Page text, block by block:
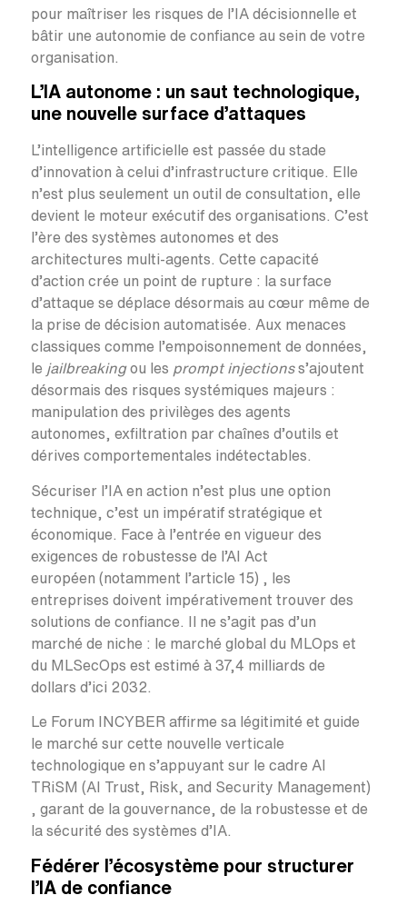
pour maîtriser les risques de l’IA décisionnelle et
bâtir une autonomie de confiance au sein de votre
organisation.
L’IA autonome : un saut technologique,
une nouvelle surface d’attaques
L’intelligence artificielle est passée du stade
d’innovation à celui d’infrastructure critique. Elle
n’est plus seulement un outil de consultation, elle
devient le moteur exécutif des organisations. C’est
l’ère des systèmes autonomes et des
architectures multi-agents. Cette capacité
d’action crée un point de rupture : la surface
d’attaque se déplace désormais au cœur même de
la prise de décision automatisée. Aux menaces
classiques comme l’empoisonnement de données,
le jailbreakingou les prompt injectionss’ajoutent
désormais des risques systémiques majeurs :
manipulation des privilèges des agents
autonomes, exfiltration par chaînes d’outils et
dérives comportementales indétectables.
Sécuriser l’IA en action n’est plus une option
technique, c’est un impératif stratégique et
économique. Face à l’entrée en vigueur des
exigences de robustesse de l’AI Act
européen (notamment l’article 15) , les
entreprises doivent impérativement trouver des
solutions de confiance. Il ne s’agit pas d’un
marché de niche : le marché global du MLOps et
du MLSecOps est estimé à 37,4 milliards de
dollars d’ici 2032.
Le Forum INCYBER affirme sa légitimité et guide
le marché sur cette nouvelle verticale
technologique en s’appuyant sur le cadre AI
TRiSM (AI Trust, Risk, and Security Management)
, garant de la gouvernance, de la robustesse et de
la sécurité des systèmes d’IA.
Fédérer l’écosystème pour structurer
l’IA de confiance